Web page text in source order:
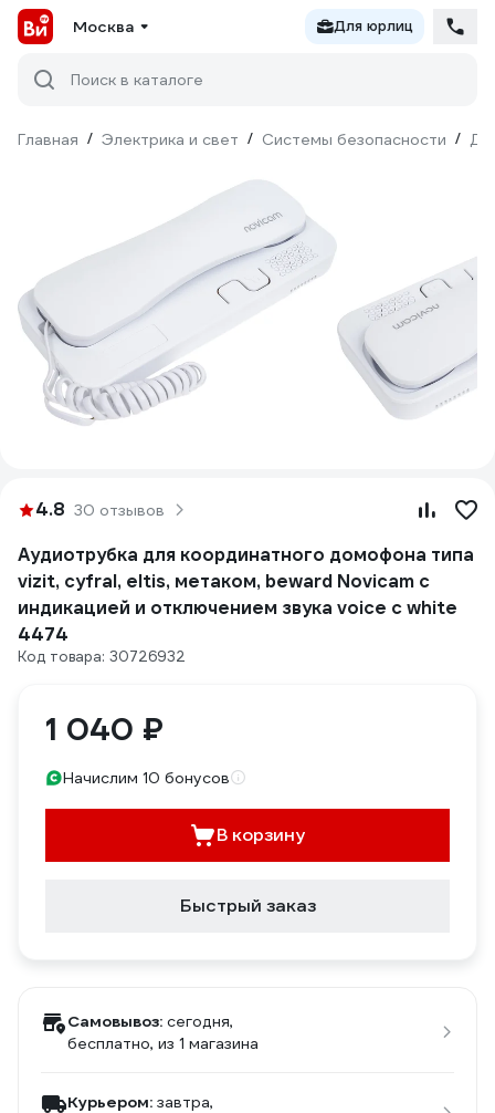
Москва Для юрлиц
Поиск в каталоге
Главная / Электрика и свет / Системы безопасности /
4.8 30 отзывов
Аудиотрубка для координатного домофона типа
vizit, cyfral, eltis, метаком, beward Novicam с
индикацией и отключением звука voice c white
4474
Код товара: 30726932
1 040 ₽
Начислим 10 бонусов
В корзину
Быстрый заказ
Самовывоз: сегодня,
бесплатно, из 1 магазина
Курьером: завтра,